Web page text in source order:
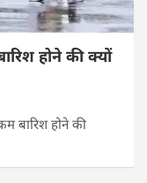
होने की क्यों
बारिश होने की